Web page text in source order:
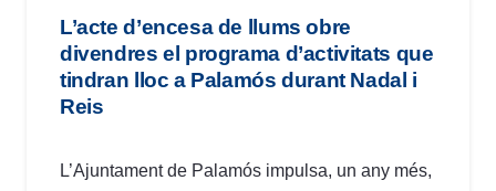
L’acte d’encesa de llums obre
divendres el programa d’activitats que
tindran lloc a Palamós durant Nadal i
Reis
L’Ajuntament de Palamós impulsa, un any més,